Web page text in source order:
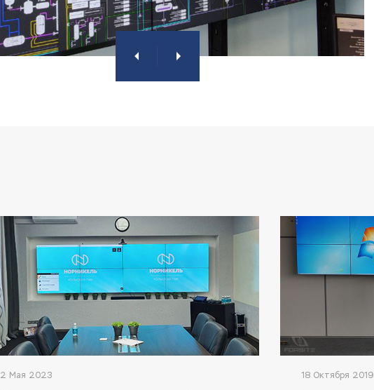
2 Мая 2023 18 Октября 2019